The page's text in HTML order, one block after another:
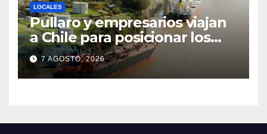
LOCALES
Pullaro y empresarios viajan
a Chile para posicionar los
puertos del sur de Santa Fe
como salida para las
exportaciones mineras
7 AGOSTO, 2026